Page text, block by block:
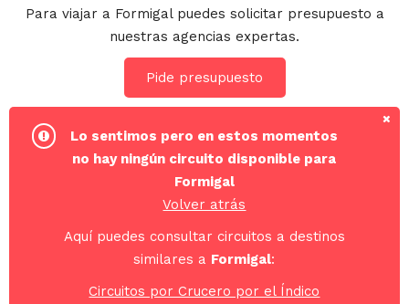
Para viajar a Formigal puedes solicitar presupuesto a
nuestras agencias expertas.
Pide presupuesto
Lo sentimos pero en estos momentos
no hay ningún circuito disponible para
Formigal
Volver atrás
Aquí puedes consultar circuitos a destinos
similares a Formigal:
Circuitos por Crucero por el Índico